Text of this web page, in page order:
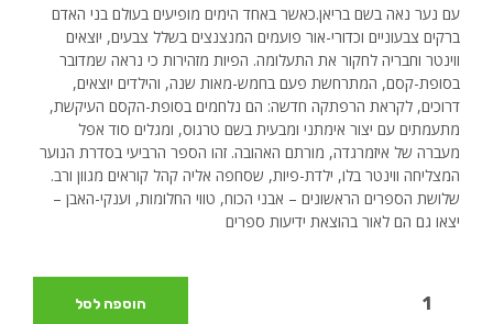
עם נער נאה בשם בריאן.כאשר באחד הימים מופיעים בעולם בני האדם
ברקים צבעוניים וכדורי-אור פועמים המנצנצים בשלל צבעים, יוצאים
ווינטר וחבריה לחקור את התעלומה. הפיות מזהירות כי נראה שמדובר
בסופת-קסם, המתרחשת פעם בחמש-מאות שנה, והילדים יוצאים,
דרוכים, לקראת הרפתקה חדשה: הם נלחמים בסופת-הקסם העיקשת,
מתעמתים עם יצור אימתני ומבעית בשם טרגוס, ומגלים סוד אפל
מעברה של איזמרגדה, מורתם האהובה. זהו הספר הרביעי בסדרת הנוער
המצליחה ווינטר בלו, ילדת-פיות, שסחפה אליה קהל קוראים מגוון ורב.
שלושת הספרים הראשונים – אבני הכוח, טווי החלומות, וענקי-האבן –
יצאו גם הם לאור בהוצאת ידיעות ספרים
הוספה לסל